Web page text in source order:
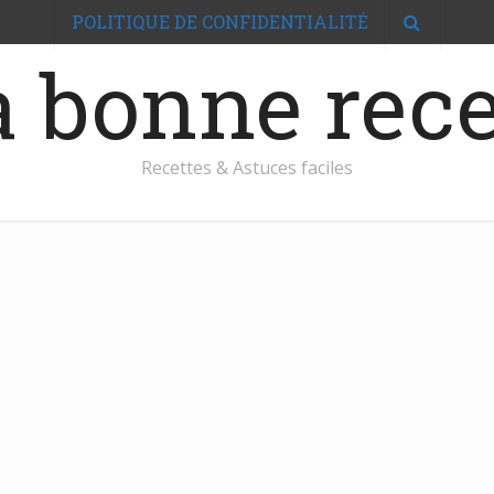
bonne
Recettes & Astuces faciles
POLITIQUE DE CONFIDENTIALITÉ